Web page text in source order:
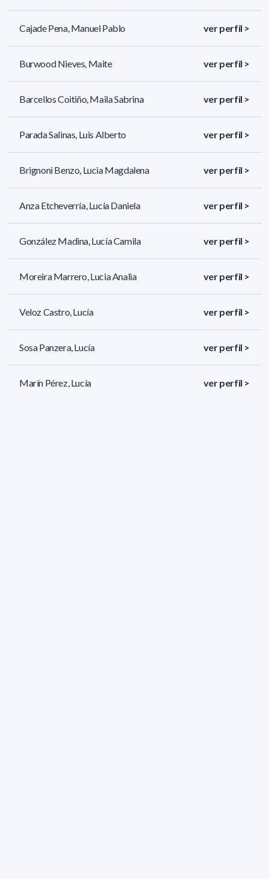
Cajade Pena, Manuel Pablo ver perfil >
Burwood Nieves, Maite ver perfil >
Barcellos Coitiño, Maila Sabrina ver perfil >
Parada Salinas, Luis Alberto ver perfil >
Brignoni Benzo, Lucia Magdalena ver perfil >
Anza Etcheverría, Lucía Daniela ver perfil >
González Madina, Lucía Camila ver perfil >
Moreira Marrero, Lucia Analia ver perfil >
Veloz Castro, Lucía ver perfil >
Sosa Panzera, Lucía ver perfil >
Marín Pérez, Lucía ver perfil >